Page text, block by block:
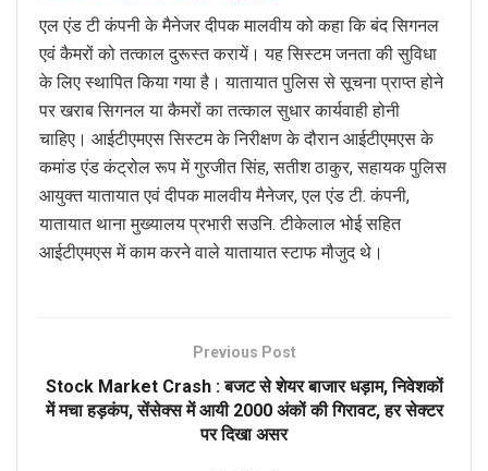
एल एंड टी कंपनी के मैनेजर दीपक मालवीय को कहा कि बंद सिगनल
एवं कैमरों को तत्काल दुरूस्त करायें। यह सिस्टम जनता की सुविधा
के लिए स्थापित किया गया है। यातायात पुलिस से सूचना प्राप्त होने
पर खराब सिगनल या कैमरों का तत्काल सुधार कार्यवाही होनी
चाहिए। आईटीएमएस सिस्टम के निरीक्षण के दौरान आईटीएमएस के
कमांड एंड कंट्रोल रूप में गुरजीत सिंह, सतीश ठाकुर, सहायक पुलिस
आयुक्त यातायात एवं दीपक मालवीय मैनेजर, एल एंड टी. कंपनी,
यातायात थाना मुख्यालय प्रभारी सउनि. टीकेलाल भोई सहित
आईटीएमएस में काम करने वाले यातायात स्टाफ मौजुद थे।
Previous Post
Stock Market Crash : बजट से शेयर बाजार धड़ाम, निवेशकों
में मचा हड़कंप, सेंसेक्स में आयी 2000 अंकों की गिरावट, हर सेक्टर
पर दिखा असर